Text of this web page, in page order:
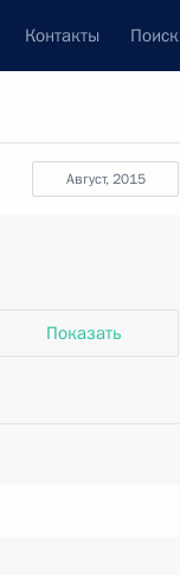
Контакты Поиск
август, 2015
Показать